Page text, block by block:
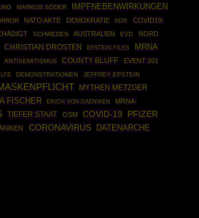
MARKUS SÖDER IMPFNEBENWIRKUNGEN
NATO AKTE DEMOKRATIE NDR
COVID19-
SCHWEDEN AUSTRALIEN EVD
NORD
CHRISTIAN DROSTEN EPSTEIN FILES
MRNA
ANTISEMITISMUS COUNTY BLUFF EVENT 201
DEMONSTRATIONEN JEFFREY EPSTEIN
MYTHEN METZGER
FISCHER ERICH VON DAENIKEN
MRNA-
TIEFER STAAT OSM COVID-19 PFIZER
CORONAVIRUS DATENARCHE